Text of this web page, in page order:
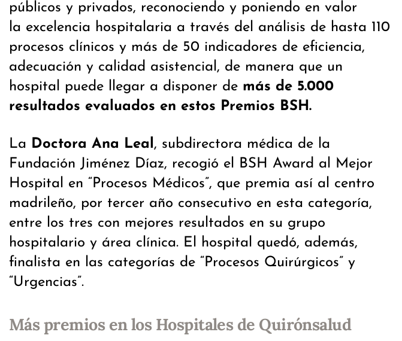
públicos y privados, reconociendo y poniendo en valor
la excelencia hospitalaria a través del análisis de hasta 110
procesos clínicos y más de 50 indicadores de eficiencia,
adecuación y calidad asistencial, de manera que un
hospital puede llegar a disponer de más de 5.000
resultados evaluados en estos Premios BSH.
La Doctora Ana Leal, subdirectora médica de la
Fundación Jiménez Díaz, recogió el BSH Award al Mejor
Hospital en “Procesos Médicos”, que premia así al centro
madrileño, por tercer año consecutivo en esta categoría,
entre los tres con mejores resultados en su grupo
hospitalario y área clínica. El hospital quedó, además,
finalista en las categorías de “Procesos Quirúrgicos” y
“Urgencias”.
Más premios en los Hospitales de Quirónsalud